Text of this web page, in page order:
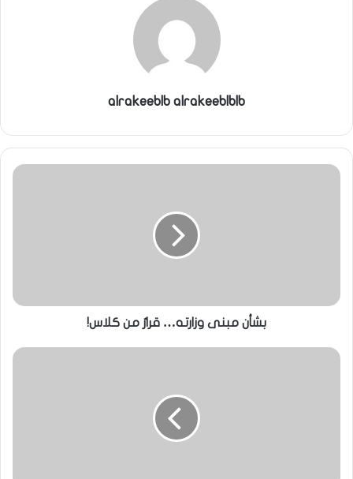
alrakeeblb alrakeeblblb
بشأن مبنى وزارته… قرارٌ من كلاس!